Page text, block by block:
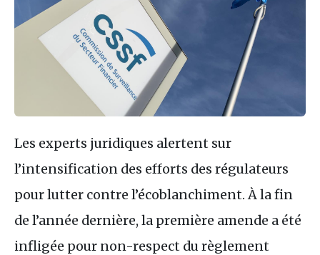
Les experts juridiques alertent sur
l’intensification des efforts des régulateurs
pour lutter contre l’écoblanchiment. À la fin
de l’année dernière, la première amende a été
infligée pour non-respect du règlement